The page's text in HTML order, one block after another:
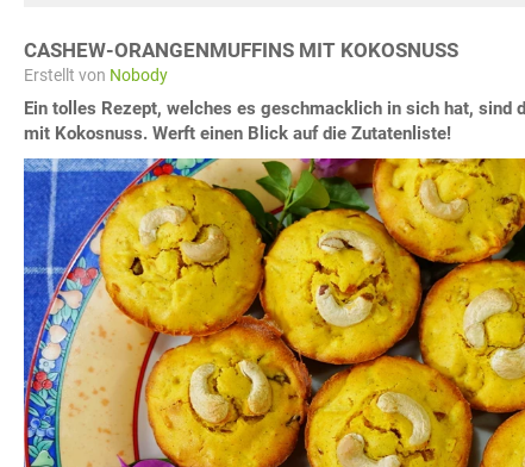
CASHEW-ORANGENMUFFINS MIT KOKOSNUSS
Erstellt von Nobody
Ein tolles Rezept, welches es geschmacklich in sich hat, sind
mit Kokosnuss. Werft einen Blick auf die Zutatenliste!